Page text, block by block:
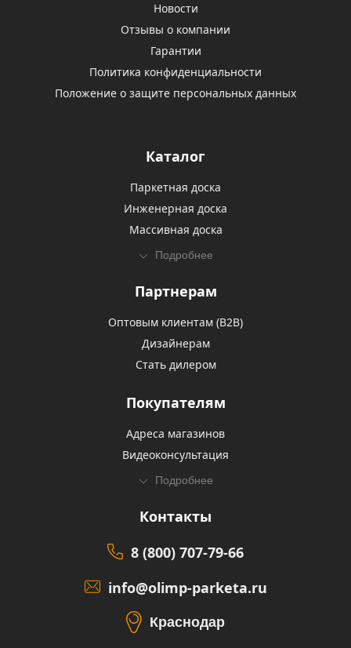
Новости
Отзывы о компании
Гарантии
Политика конфиденциальности
Положение о защите персональных данных
Каталог
Паркетная доска
Инженерная доска
Массивная доска
Подробнее
Партнерам
Оптовым клиентам (В2В)
Дизайнерам
Стать дилером
Покупателям
Адреса магазинов
Видеоконсультация
Подробнее
Контакты
8 (800) 707-79-66
info@olimp-parketa.ru
Краснодар